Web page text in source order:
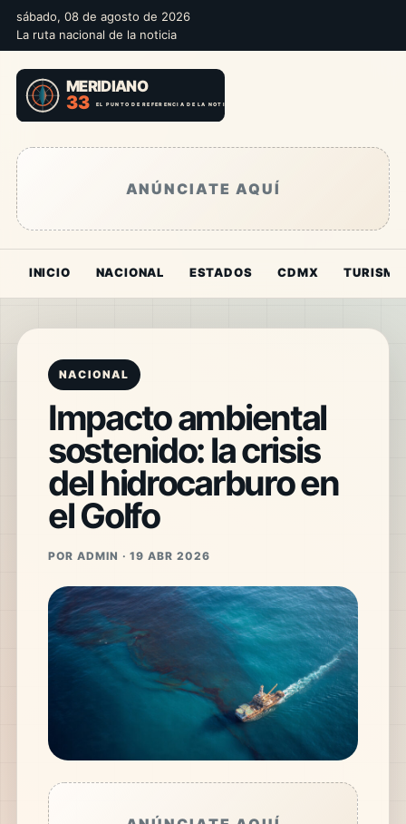
sábado, 08 de agosto de 2026
La ruta nacional de la noticia
ANÚNCIATE AQUÍ
INICIO NACIONAL ESTADOS CDMX TURISMO
NACIONAL
Impacto ambiental
sostenido: la crisis
del hidrocarburo en
el Golfo
POR ADMIN · 19 ABR 2026